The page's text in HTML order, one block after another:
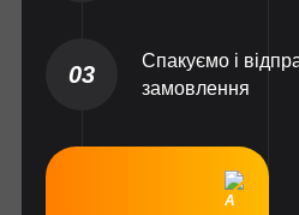
03
Спакуємо і
замовлення